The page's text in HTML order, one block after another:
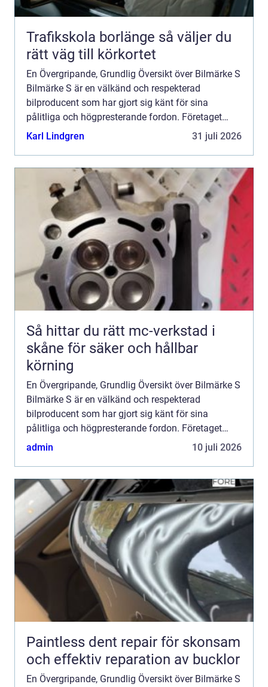
Trafikskola borlänge så väljer du
rätt väg till körkortet
En Övergripande, Grundlig Översikt över Bilmärke S
Bilmärke S är en välkänd och respekterad
bilproducent som har gjort sig känt för sina
pålitliga och högpresterande fordon. Företaget
grundades för mer än 50 år sedan och har sedan
Karl Lindgren 31 juli 2026
Så hittar du rätt mc-verkstad i
skåne för säker och hållbar
körning
En Övergripande, Grundlig Översikt över Bilmärke S
Bilmärke S är en välkänd och respekterad
bilproducent som har gjort sig känt för sina
pålitliga och högpresterande fordon. Företaget
grundades för mer än 50 år sedan och har sedan
admin 10 juli 2026
Paintless dent repair för skonsam
och effektiv reparation av bucklor
En Övergripande, Grundlig Översikt över Bilmärke S